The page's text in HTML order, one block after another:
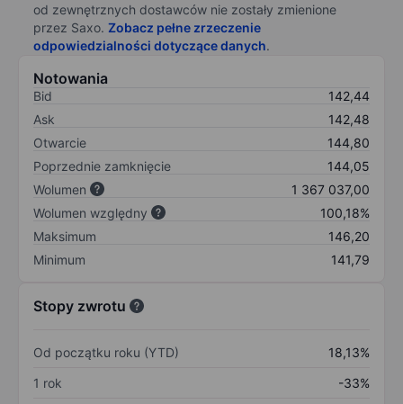
od zewnętrznych dostawców nie zostały zmienione
przez Saxo. Zobacz pełne zrzeczenie
odpowiedzialności dotyczące danych.
Notowania
Bid
142,44
Ask
142,48
Otwarcie
144,80
Poprzednie zamknięcie
144,05
Wolumen
1 367 037,00
Wolumen względny
100,18%
Maksimum
146,20
Minimum
141,79
Stopy zwrotu
Od początku roku (YTD)
18,13%
1 rok
-33%